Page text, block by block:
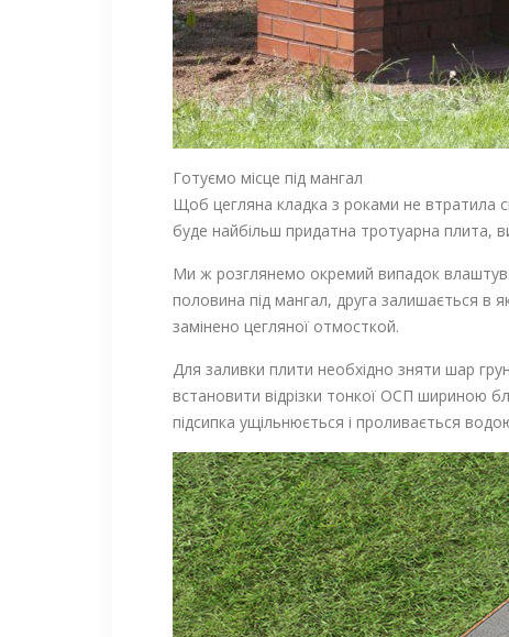
Готуємо місце під мангал
Щоб цегляна кладка з роками не втратила
буде найбільш придатна тротуарна плита,
Ми ж розглянемо окремий випадок
половина під мангал, друга залишається в
замінено цегляної отмосткой.
Для заливки плити необхідно зняти шар
встановити відрізки тонкої ОСП шириною
підсипка ущільнюється і проливається